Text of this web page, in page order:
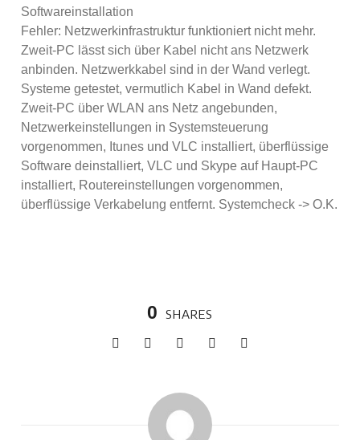
Softwareinstallation
Fehler: Netzwerkinfrastruktur funktioniert nicht mehr.
Zweit-PC lässt sich über Kabel nicht ans Netzwerk
anbinden. Netzwerkkabel sind in der Wand verlegt.
Systeme getestet, vermutlich Kabel in Wand defekt.
Zweit-PC über WLAN ans Netz angebunden,
Netzwerkeinstellungen in Systemsteuerung
vorgenommen, Itunes und VLC installiert, überflüssige
Software deinstalliert, VLC und Skype auf Haupt-PC
installiert, Routereinstellungen vorgenommen,
überflüssige Verkabelung entfernt. Systemcheck -> O.K.
0 SHARES